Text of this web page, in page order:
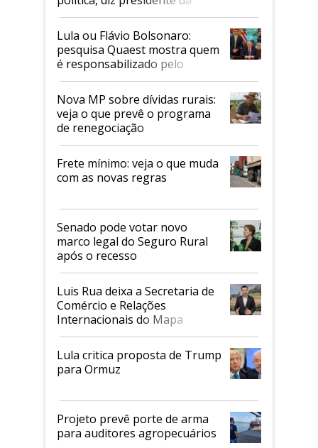
Faesp
Lula ou Flávio Bolsonaro:
pesquisa Quaest mostra quem
é responsabilizado pelo
tarifaço dos EUA
Nova MP sobre dívidas rurais:
veja o que prevê o programa
de renegociação
Frete mínimo: veja o que muda
com as novas regras
Senado pode votar novo
marco legal do Seguro Rural
após o recesso
Luis Rua deixa a Secretaria de
Comércio e Relações
Internacionais do Mapa
Lula critica proposta de Trump
para Ormuz
Projeto prevê porte de arma
para auditores agropecuários